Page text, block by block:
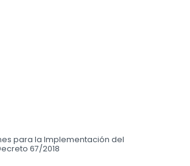
para la Implementación del
67/2018